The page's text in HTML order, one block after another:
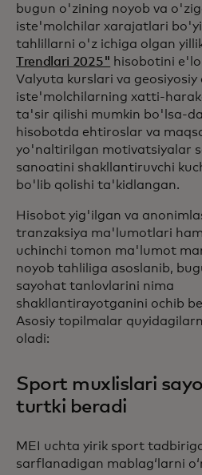
bugun o'zining noyob va
iste'molchilar xarajatlari
tahlillarni o'z ichiga olgan
Trendlari 2025" hisobotini
Valyuta kurslari va geosiyosiy
iste'molchilarning xatti-
ta'sir qilishi mumkin bo'lsa-
hisobotda ehtiroslar va
yo'naltirilgan motivatsiyalar
sanoatini shakllantiruvchi
bo'lib qolishi ta'kidlangan.
Hisobot yig'ilgan va
tranzaksiya ma'lumotlari
uchinchi tomon ma'lumot
noyob tahliliga asoslanib,
sayohat tanlovlarini nima
shakllantirayotganini ochib
Asosiy topilmalar
oladi:
Sport muxlislari
turtki beradi
MEI uchta yirik sport
sarflanadigan mablagʻlarni